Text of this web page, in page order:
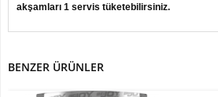
akşamları 1 servis tüketebilirsiniz.
BENZER ÜRÜNLER